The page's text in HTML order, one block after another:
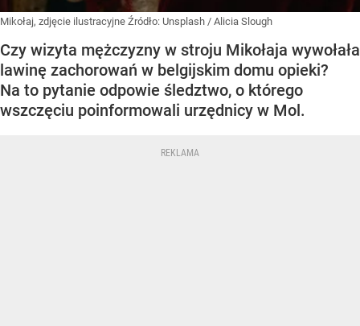
Mikołaj, zdjęcie ilustracyjne Źródło: Unsplash / Alicia Slough
Czy wizyta mężczyzny w stroju Mikołaja wywołała
lawinę zachorowań w belgijskim domu opieki?
Na to pytanie odpowie śledztwo, o którego
wszczęciu poinformowali urzędnicy w Mol.